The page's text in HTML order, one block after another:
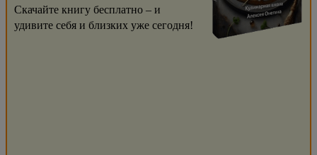
Скачайте книгу бесплатно – и
удивите себя и близких уже сегодня!